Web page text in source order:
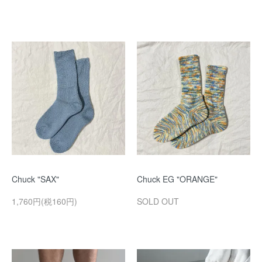
Chuck "SAX"
1,760円(税160円)
Chuck EG "ORANGE"
SOLD OUT